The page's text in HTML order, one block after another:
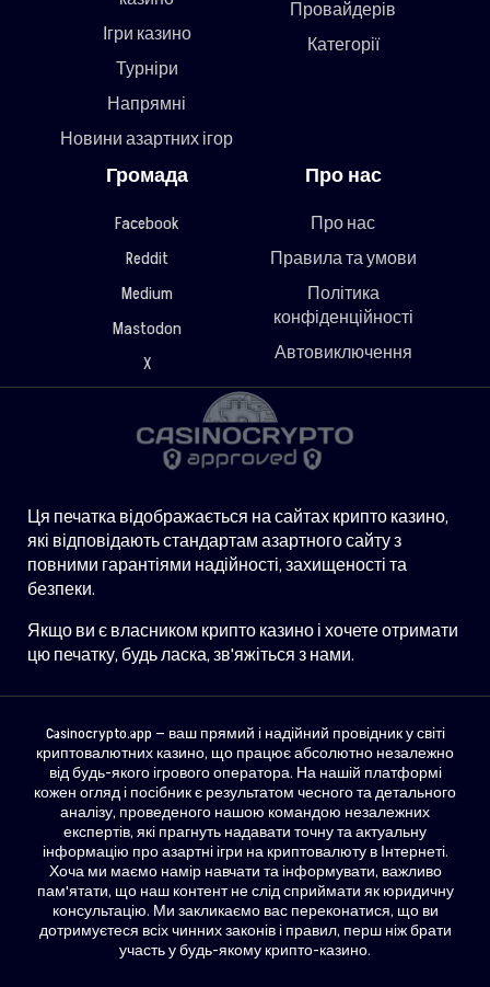
Ігри казино
Турніри
Напрямні
Новини азартних ігор
Провайдерів
Категорії
Громада
Facebook
Reddit
Medium
Mastodon
X
Про нас
Про нас
Правила та умови
Політика
конфіденційності
Автовиключення
Ця печатка відображається на сайтах крипто казино,
які відповідають стандартам азартного сайту з
повними гарантіями надійності, захищеності та
безпеки.
Якщо ви є власником крипто казино і хочете отримати
цю печатку, будь ласка, зв'яжіться з нами.
Casinocrypto.app — ваш прямий і надійний провідник у світі
криптовалютних казино, що працює абсолютно незалежно
від будь-якого ігрового оператора. На нашій платформі
кожен огляд і посібник є результатом чесного та детального
аналізу, проведеного нашою командою незалежних
експертів, які прагнуть надавати точну та актуальну
інформацію про азартні ігри на криптовалюту в Інтернеті.
Хоча ми маємо намір навчати та інформувати, важливо
пам'ятати, що наш контент не слід сприймати як юридичну
консультацію. Ми закликаємо вас переконатися, що ви
дотримуєтеся всіх чинних законів і правил, перш ніж брати
участь у будь-якому крипто-казино.